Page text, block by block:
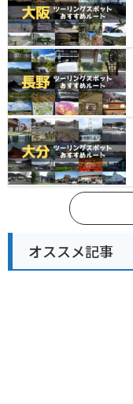
オススメ記事